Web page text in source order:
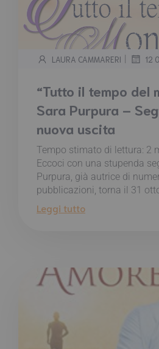
LAURA CAMMARERI | 12
“Tutto il tempo del
Sara Purpura –
nuova uscita
Tempo stimato di lettura: 2
Eccoci con una stupenda
Purpura, già autrice di
pubblicazioni, torna il 31
Leggi tutto